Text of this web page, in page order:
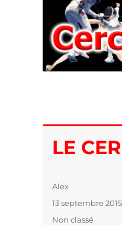
LE
Auteur
Alex
Publié
le
13 septembre 2015
Catégories
Non classé